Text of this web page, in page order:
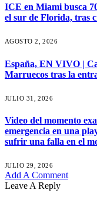
ICE en Miami busca
el sur de Florida, tras
AGOSTO 2, 2026
España, EN VIVO |
Marruecos tras la
JULIO 31, 2026
Video del momento
emergencia en una
sufrir una falla en el
JULIO 29, 2026
Add A Comment
Leave A Reply